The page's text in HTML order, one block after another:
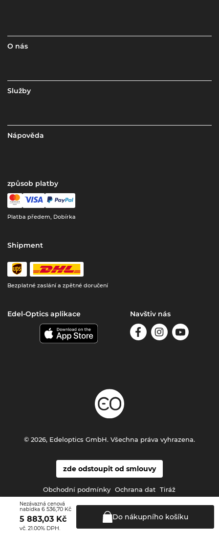
Nezávazná cenová
nabídka 6 536,70 Kč
5 883,03 Kč
vč. 21.00% DPH.
Do nákupníhokošíku
O nás
Služby
Nápověda
způsob platby
Platba předem, Dobírka
Shipment
Bezplatné zaslání a zpětné doručení
Edel-Optics aplikace Navštiv nás
zde odstoupit od smlouvy
Obchodní podmínky Ochrana dat Tiráž
© 2026, Edeloptics GmbH. Všechna práva vyhrazena.